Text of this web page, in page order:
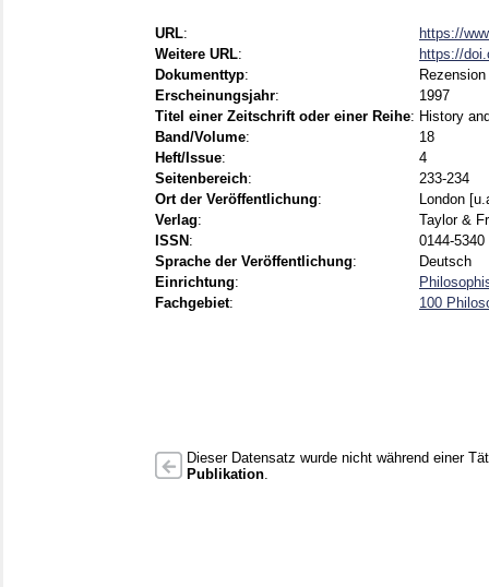
URL:
https://
Weitere URL:
https://
Dokumenttyp:
Rezension
Erscheinungsjahr:
1997
Titel einer Zeitschrift oder einer Reihe: History
Band/Volume:
18
Heft/Issue:
4
Seitenbereich:
233-234
Ort der Veröffentlichung:
London
Verlag:
Taylor &
ISSN :
0144-
Sprache der Veröffentlichung:
Deutsch
Einrichtung:
Fachgebiet: 100
Dieser Datensatz wurde nicht während einer
Publikation